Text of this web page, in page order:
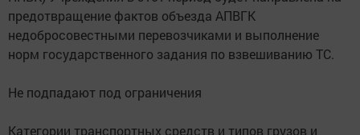
предотвращение фактов объезда АПВГК
недобросовестными перевозчиками и выполнение
норм государственного задания по взвешиванию ТС.
Не подпадают под ограничения
Категории транспортных средств и типов грузов и